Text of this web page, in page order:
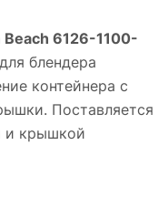
Beach 6126-1100-
блендера
контейнера с
Поставляется
и крышкой